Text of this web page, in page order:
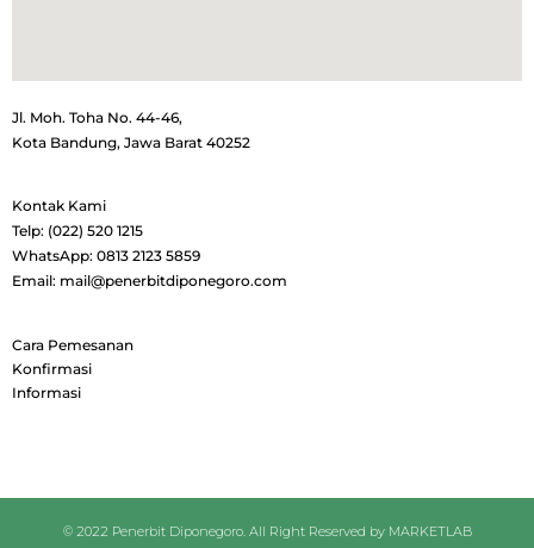
Jl. Moh. Toha No. 44-46,
Kota Bandung, Jawa Barat 40252
Kontak Kami
Telp: (022) 520 1215
WhatsApp: 0813 2123 5859
Email: mail@penerbitdiponegoro.com
Cara Pemesanan
Konfirmasi
Informasi
© 2022 Penerbit Diponegoro. All Right Reserved by MARKETLAB